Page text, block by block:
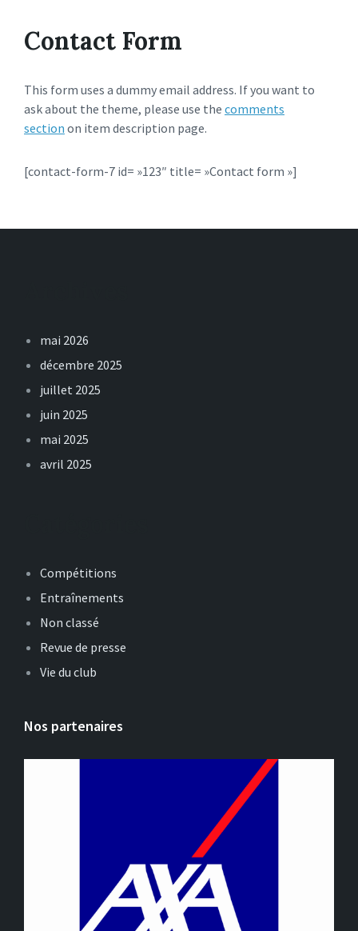
Contact Form
This form uses a dummy email address. If you want to
ask about the theme, please use the comments
section on item description page.
[contact-form-7 id= »123″ title= »Contact form »]
mai 2026
décembre 2025
juillet 2025
juin 2025
mai 2025
avril 2025
Compétitions
Entraînements
Non classé
Revue de presse
Vie du club
Nos partenaires